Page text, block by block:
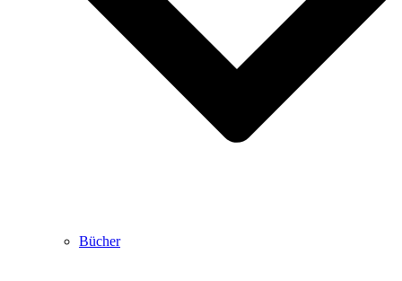
Bücher